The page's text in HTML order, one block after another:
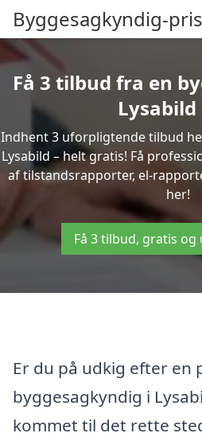
Byggesagkyndig-
Få 3 tilbud fra en
Lysabild
Indhent 3 uforpligtende tilbud
Lysabild – helt gratis! Få
af tilstandsrapporter, el-
her!
Få 3 tilbud, gratis
Er du på udkig efter en
byggesagkyndig i
kommet til det rette